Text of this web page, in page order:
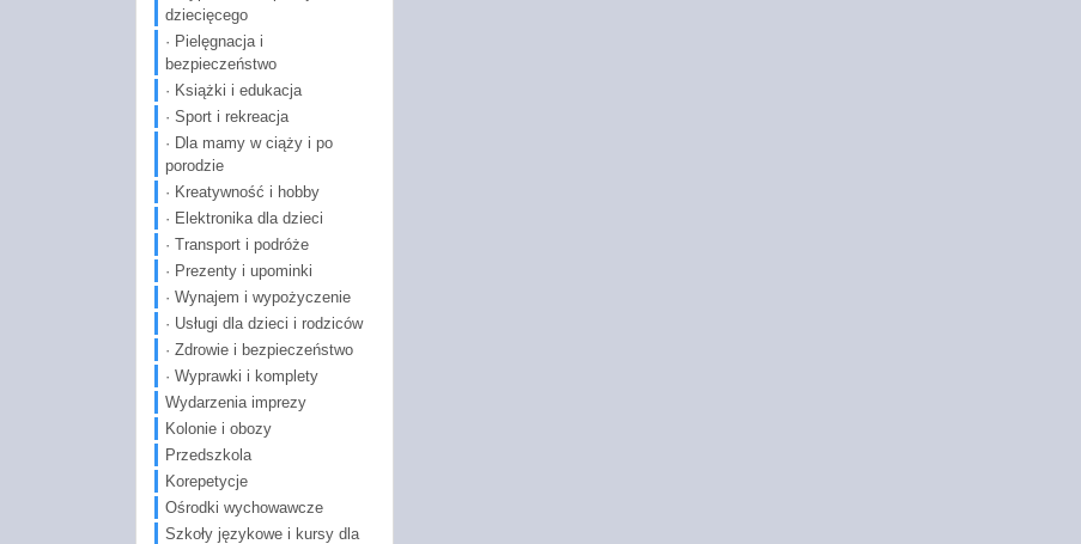
dziecięcego
· Pielęgnacja i
bezpieczeństwo
· Książki i edukacja
· Sport i rekreacja
· Dla mamy w ciąży i po
porodzie
· Kreatywność i hobby
· Elektronika dla dzieci
· Transport i podróże
· Prezenty i upominki
· Wynajem i wypożyczenie
· Usługi dla dzieci i rodziców
· Zdrowie i bezpieczeństwo
· Wyprawki i komplety
Wydarzenia imprezy
Kolonie i obozy
Przedszkola
Korepetycje
Ośrodki wychowawcze
Szkoły językowe i kursy dla